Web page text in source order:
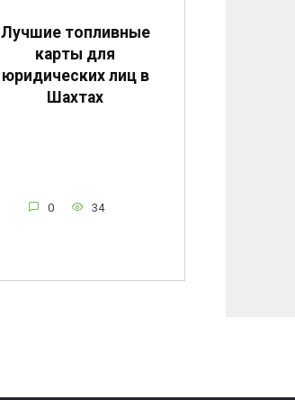
Лучшие топливные
карты для
юридических лиц в
Шахтах
0 34